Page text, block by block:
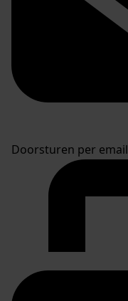
Doorsturen per email